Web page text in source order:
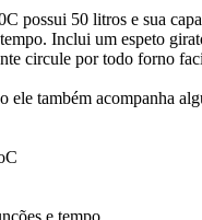
possui 50 litros e sua
Inclui um espeto
circule por todo forno
ele também acompanha
e tempo